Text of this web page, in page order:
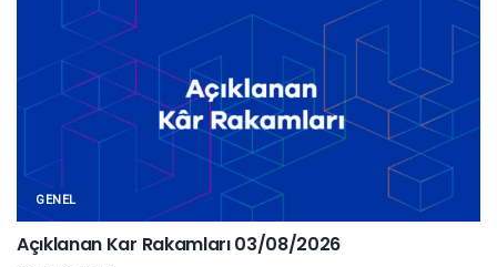
GENEL
Açıklanan Kar Rakamları 03/08/2026